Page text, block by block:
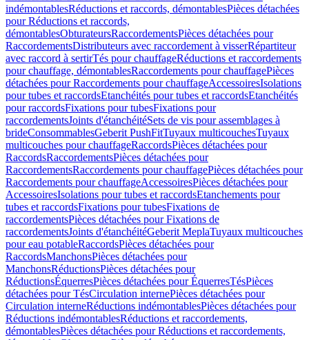
indémontablesRéductions et raccords, démontablesPièces détachées
pour Réductions et raccords,
démontablesObturateursRaccordementsPièces détachées pour
RaccordementsDistributeurs avec raccordement à visserRépartiteur
avec raccord à sertirTés pour chauffageRéductions et raccordements
pour chauffage, démontablesRaccordements pour chauffagePièces
détachées pour Raccordements pour chauffageAccessoiresIsolations
pour tubes et raccordsEtanchéités pour tubes et raccordsEtanchéités
pour raccordsFixations pour tubesFixations pour
raccordementsJoints d'étanchéitéSets de vis pour assemblages à
brideConsommablesGeberit PushFitTuyaux multicouchesTuyaux
multicouches pour chauffageRaccordsPièces détachées pour
RaccordsRaccordementsPièces détachées pour
RaccordementsRaccordements pour chauffagePièces détachées pour
Raccordements pour chauffageAccessoiresPièces détachées pour
AccessoiresIsolations pour tubes et raccordsEtanchements pour
tubes et raccordsFixations pour tubesFixations de
raccordementsPièces détachées pour Fixations de
raccordementsJoints d'étanchéitéGeberit MeplaTuyaux multicouches
pour eau potableRaccordsPièces détachées pour
RaccordsManchonsPièces détachées pour
ManchonsRéductionsPièces détachées pour
RéductionsÉquerresPièces détachées pour ÉquerresTésPièces
détachées pour TésCirculation internePièces détachées pour
Circulation interneRéductions indémontablesPièces détachées pour
Réductions indémontablesRéductions et raccordements,
démontablesPièces détachées pour Réductions et raccordements,